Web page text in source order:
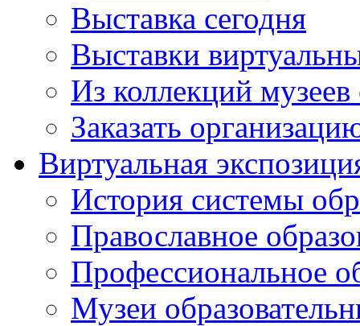
Выставка сегодня
Выставки
Из коллекций
Заказать
Виртуальная
История системы
Православное
Профессиональное
Музеи